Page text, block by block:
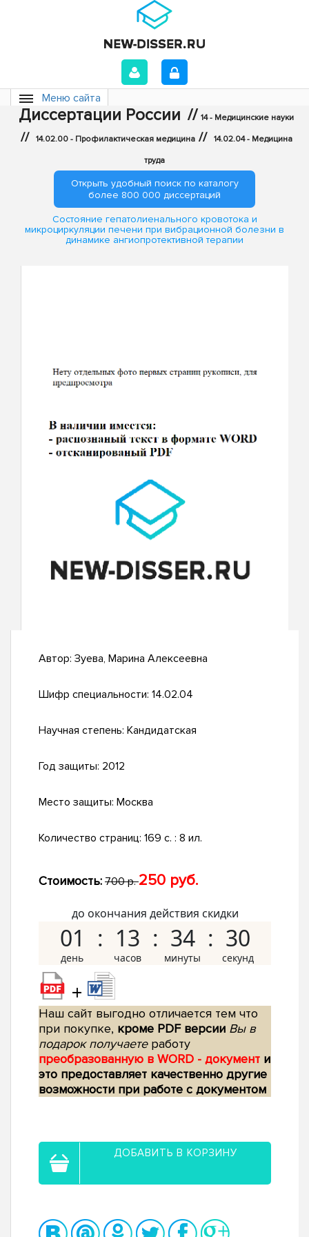
Меню сайта
Диссертации России // 14 - Медицинские науки
// 14.02.00 - Профилактическая медицина // 14.02.04 - Медицина
труда
Открыть удобный поиск по каталогу
более 800 000 диссертаций
Состояние гепатолиенального кровотока и
микроциркуляции печени при вибрационной болезни в
динамике ангиопротективной терапии
Автор: Зуева, Марина Алексеевна
Шифр специальности: 14.02.04
Научная степень: Кандидатская
Год защиты: 2012
Место защиты: Москва
Количество страниц: 169 с. : 8 ил.
Стоимость: 700 р.250 руб.
до окончания действия скидки
01 13 34 29
+
Наш сайт выгодно отличается тем что
при покупке, кроме PDF версии Вы в
подарок получаетеработу
преобразованную в WORD - документ и
это предоставляет качественно другие
возможности при работе с документом
ДОБАВИТЬ В КОРЗИНУ